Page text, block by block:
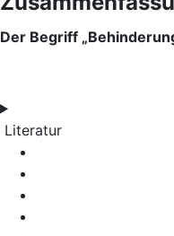
Der Begriff
Literatur